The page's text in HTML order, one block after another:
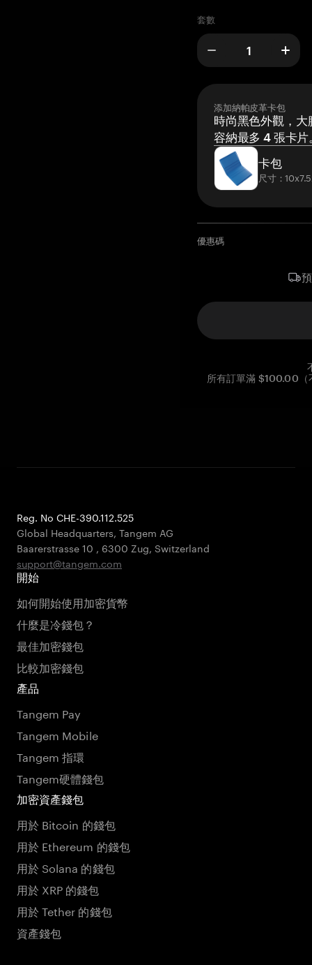
套數
添加納帕皮革卡包
時尚黑色外觀，大
容納最多 4 張卡片
卡包
尺寸：
優惠碼
所有訂單滿 $100.00（
Reg. No CHE-390.112.525
Global Headquarters, Tangem AG
Baarerstrasse 10 , 6300 Zug, Switzerland
support@tangem.com
開始
如何開始使用加密貨幣
什麼是冷錢包？
最佳加密錢包
比較加密錢包
產品
Tangem Pay
Tangem Mobile
Tangem 指環
Tangem硬體錢包
加密資產錢包
用於 Bitcoin 的錢包
用於 Ethereum 的錢包
用於 Solana 的錢包
用於 XRP 的錢包
用於 Tether 的錢包
資產錢包